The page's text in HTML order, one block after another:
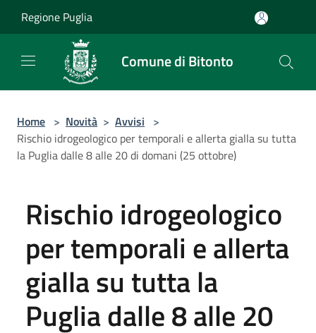
Regione Puglia
Comune di Bitonto
Home > Novità > Avvisi >
Rischio idrogeologico per temporali e allerta gialla su tutta
la Puglia dalle 8 alle 20 di domani (25 ottobre)
Rischio idrogeologico
per temporali e allerta
gialla su tutta la
Puglia dalle 8 alle 20